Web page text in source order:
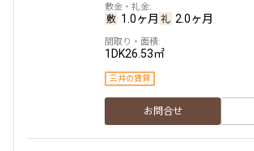
1.0ヶ月 2.0ヶ月
1DK26.53㎡
三井の賃貸
お問合せ